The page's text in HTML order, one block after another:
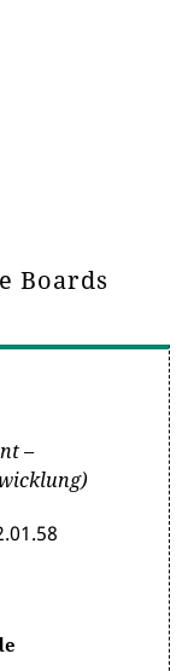
Boards
–